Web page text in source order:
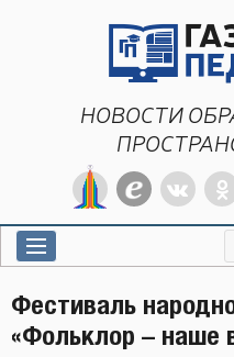
НОВОСТИ
Фестиваль
«Фольклор – наше